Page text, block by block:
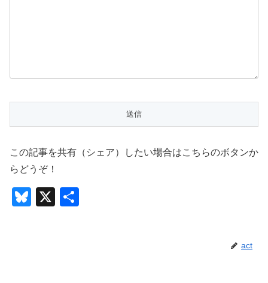
この記事を共有（シェア）したい場合はこちらのボタンか
らどうぞ！
Bl
X
act